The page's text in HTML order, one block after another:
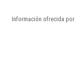
Información ofrecida por